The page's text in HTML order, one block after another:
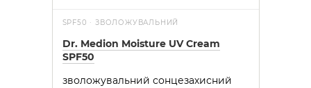
SPF50 · ЗВОЛОЖУВАЛЬНИЙ
Dr. Medion Moisture UV Cream
SPF50
зволожувальний сонцезахисний